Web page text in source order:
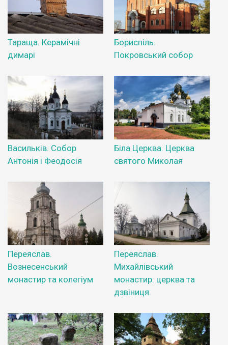
Тараща. Керамічні
димарі
Бориспіль.
Покровський собор
Васильків. Собор
Антонія і Феодосія
Біла Церква. Церква
святого Миколая
Переяслав.
Вознесенський
монастир та колегіум
Переяслав.
Михайлівський
монастир: церква та
дзвіниця.